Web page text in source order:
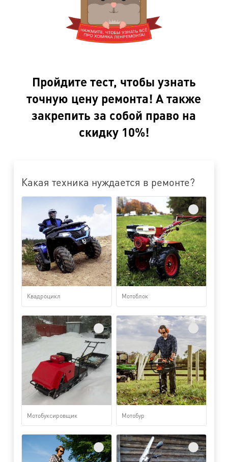
Пройдите тест, чтобы узнать
точную цену ремонта! А также
закрепить за собой право на
скидку 10%!
Какая техника нуждается в ремонте?
Квадроцикл Мотоблок
Мотобуксировщик Мотобур